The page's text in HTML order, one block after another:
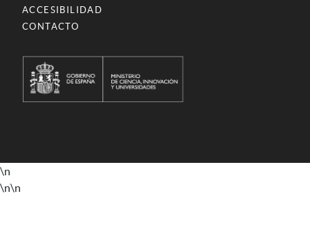
ACCESIBILIDAD
CONTACTO
\n
\n\n